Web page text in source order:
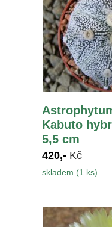
Kabuto
5,5 cm
420,- Kč
skladem (1 ks)